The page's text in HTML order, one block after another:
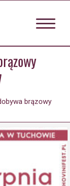
brązowy